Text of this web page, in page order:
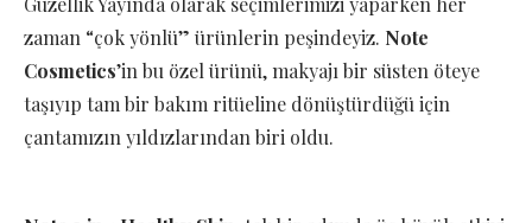
zaman “çok yönlü” ürünlerin peşindeyiz. Note
Cosmetics’in bu özel ürünü, makyajı bir süsten öteye
taşıyıp tam bir bakım ritüeline dönüştürdüğü için
çantamızın yıldızlarından biri oldu.